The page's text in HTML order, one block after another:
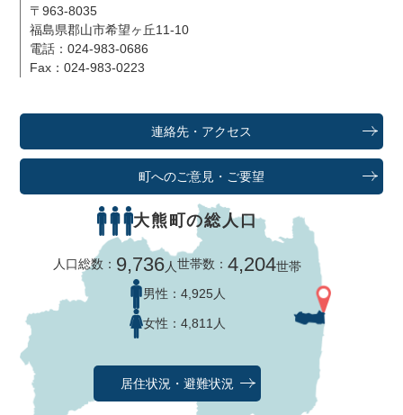
〒963-8035
福島県郡山市希望ヶ丘11-10
電話：024-983-0686
Fax：024-983-0223
連絡先・アクセス
町へのご意見・ご要望
大熊町の総人口
人口総数： 9,736人世帯数：4,204世帯
男性： 4,925人
女性： 4,811人
居住状況・避難状況